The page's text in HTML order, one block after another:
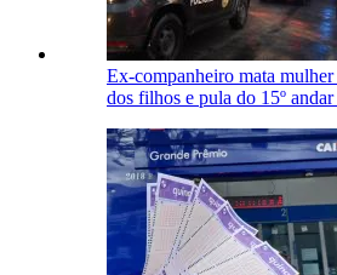
Ex-companheiro mata mulher
dos filhos e pula do 15º andar